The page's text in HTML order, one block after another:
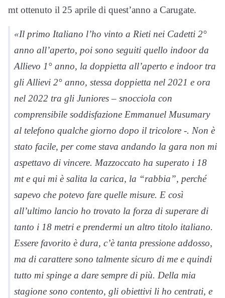
mt ottenuto il 25 aprile di quest’anno a Carugate.
«Il primo Italiano l’ho vinto a Rieti nei Cadetti 2°
anno all’aperto, poi sono seguiti quello indoor da
Allievo 1° anno, la doppietta all’aperto e indoor tra
gli Allievi 2° anno, stessa doppietta nel 2021 e ora
nel 2022 tra gli Juniores – snocciola con
comprensibile soddisfazione Emmanuel Musumary
al telefono qualche giorno dopo il tricolore -. Non è
stato facile, per come stava andando la gara non mi
aspettavo di vincere. Mazzoccato ha superato i 18
mt e qui mi è salita la carica, la “rabbia”, perché
sapevo che potevo fare quelle misure. E così
all’ultimo lancio ho trovato la forza di superare di
tanto i 18 metri e prendermi un altro titolo italiano.
Essere favorito è dura, c’è tanta pressione addosso,
ma di carattere sono talmente sicuro di me e quindi
tutto mi spinge a dare sempre di più. Della mia
stagione sono contento, gli obiettivi li ho centrati, e